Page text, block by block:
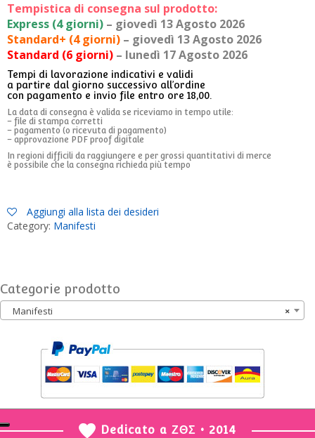
Tempistica di consegna sul prodotto:
Express (4 giorni) – giovedì 13 Agosto 2026
Standard+ (4 giorni) – giovedì 13 Agosto 2026
Standard (6 giorni) – lunedì 17 Agosto 2026
Tempi di lavorazione indicativi e validi
a partire dal giorno successivo all’ordine
con pagamento e invio file entro ore 18,00.
La data di consegna è valida se riceviamo in tempo utile:
– file di stampa corretti
– pagamento (o ricevuta di pagamento)
– approvazione PDF proof digitale
In regioni difficili da raggiungere e per grossi quantitativi di merce
è possibile che la consegna richieda più tempo
Aggiungi alla lista dei desideri
Category: Manifesti
Categorie prodotto
×
Manifesti
Dedicato a ΖΘΣ • 2014